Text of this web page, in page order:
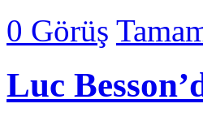
0 Görüş
Luc